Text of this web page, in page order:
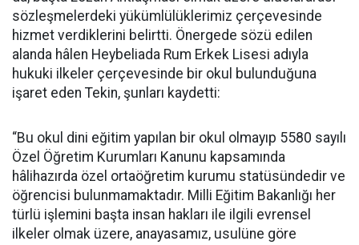
sözleşmelerdeki yükümlülüklerimiz çerçevesinde
hizmet verdiklerini belirtti. Önergede sözü edilen
alanda hâlen Heybeliada Rum Erkek Lisesi adıyla
hukuki ilkeler çerçevesinde bir okul bulunduğuna
işaret eden Tekin, şunları kaydetti:
“Bu okul dini eğitim yapılan bir okul olmayıp 5580 sayılı
Özel Öğretim Kurumları Kanunu kapsamında
hâlihazırda özel ortaöğretim kurumu statüsündedir ve
öğrencisi bulunmamaktadır. Milli Eğitim Bakanlığı her
türlü işlemini başta insan hakları ile ilgili evrensel
ilkeler olmak üzere, anayasamız, usulüne göre